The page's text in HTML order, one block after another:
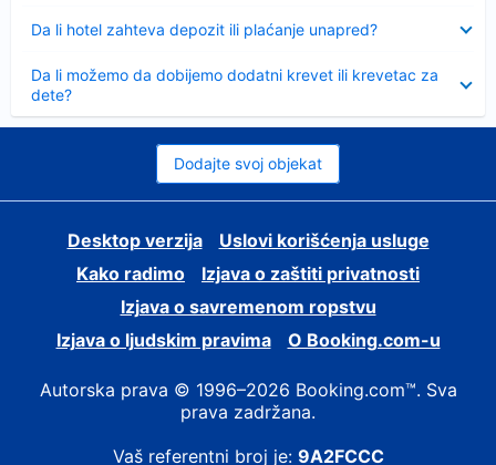
Da li hotel zahteva depozit ili plaćanje unapred?
Da li možemo da dobijemo dodatni krevet ili krevetac za
dete?
Dodajte svoj objekat
Desktop verzija
Uslovi korišćenja usluge
Kako radimo
Izjava o zaštiti privatnosti
Izjava o savremenom ropstvu
Izjava o ljudskim pravima
О Booking.com-u
Autorska prava © 1996–2026 Booking.com™. Sva
prava zadržana.
Vaš referentni broj je: 9A2FCCC